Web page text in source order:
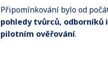
Připomínkování bylo od
pohledy tvůrců, odborníků
pilotním ověřování.